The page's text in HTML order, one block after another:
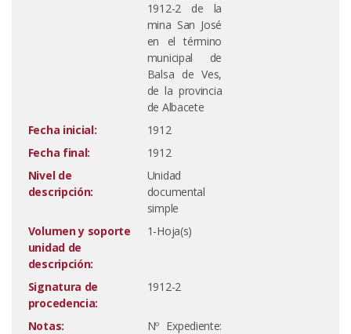
1912-2 de la
mina San José
en el término
municipal de
Balsa de Ves,
de la provincia
de Albacete
Fecha inicial:
1912
Fecha final:
1912
Nivel de
descripción:
Unidad
documental
simple
Volumen y soporte
unidad de
descripción:
1-Hoja(s)
Signatura de
procedencia:
1912-2
Notas:
Nº Expediente: